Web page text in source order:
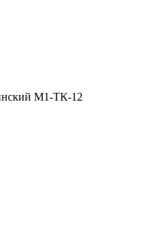
М1-ТК-12